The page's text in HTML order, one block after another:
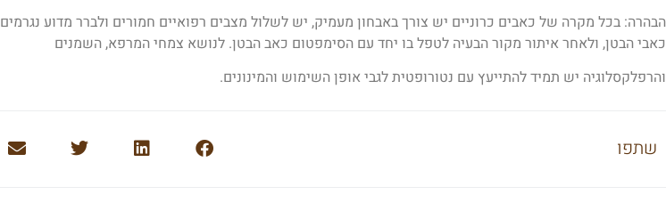
הבהרה: בכל מקרה של כאבים כרוניים יש צורך באבחון מעמיק, יש לשלול מצבים רפואיים חמורים ולברר מדוע נגרמים
כאבי הבטן, ולאחר איתור מקור הבעיה לטפל בו יחד עם הסימפטום כאב הבטן. לנושא צמחי המרפא, השמנים
והרפלקסלוגיה יש תמיד להתייעץ עם נטורופטית לגבי אופן השימוש והמינונים.
שתפו